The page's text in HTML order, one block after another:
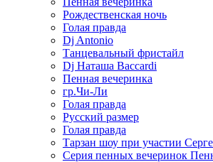
Рождественская ночь
Голая правда
Dj Antonio
Танцевальный фристайл
Dj Наташа Baccardi
Пенная вечеринка
гр.Чи-Ли
Голая правда
Русский размер
Голая правда
Тарзан шоу при участии
Серия пенных вечеринок